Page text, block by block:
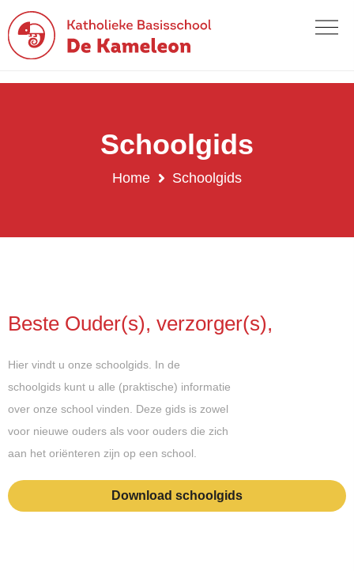
Schoolgids
Home Schoolgids
Beste Ouder(s), verzorger(s),
Hier vindt u onze schoolgids. In de
schoolgids kunt u alle (praktische) informatie
over onze school vinden. Deze gids is zowel
voor nieuwe ouders als voor ouders die zich
aan het oriënteren zijn op een school.
Download schoolgids